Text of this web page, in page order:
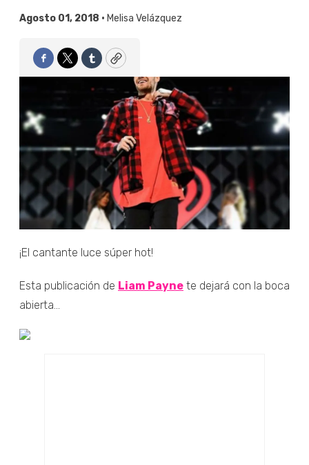
Agosto 01, 2018 • Melisa Velázquez
Facebook
TwitterTumblrCopy
¡El cantante luce súper hot!
Esta publicación de Liam Payne te dejará con la boca
abierta...